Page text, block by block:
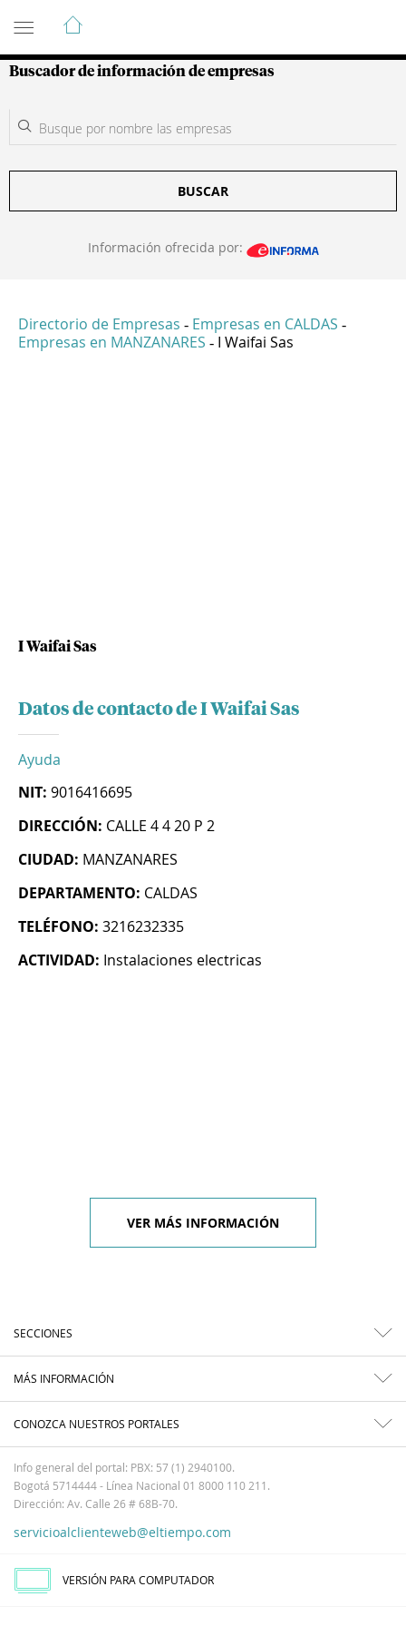
Guía de Empresas Colombianas
Buscador de información de empresas
BUSCAR
Información ofrecida por:
Directorio de Empresas - Empresas en CALDAS -
Empresas en MANZANARES - I Waifai Sas
I Waifai Sas
Datos de contacto de I Waifai Sas
Ayuda
NIT: 9016416695
DIRECCIÓN: CALLE 4 4 20 P 2
CIUDAD: MANZANARES
DEPARTAMENTO: CALDAS
TELÉFONO: 3216232335
ACTIVIDAD: Instalaciones electricas
VER MÁS INFORMACIÓN
SECCIONES
MÁS INFORMACIÓN
CONOZCA NUESTROS PORTALES
Info general del portal: PBX: 57 (1) 2940100.
Bogotá 5714444 - Línea Nacional 01 8000 110 211.
Dirección: Av. Calle 26 # 68B-70.
servicioalclienteweb@eltiempo.com
VERSIÓN PARA COMPUTADOR